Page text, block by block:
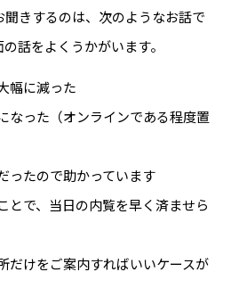
きするのは、次のようなお話で
話をよくうかがいます。
幅に減った
なった（オンラインである程度置
ったので助かっています
とで、当日の内覧を早く済ませら
だけをご案内すればいいケースが